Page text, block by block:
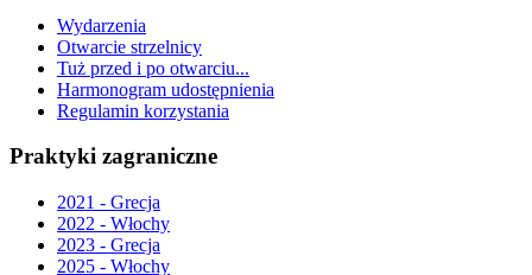
Wydarzenia
Otwarcie strzelnicy
Tuż przed i po otwarciu...
Harmonogram udostępnienia
Regulamin korzystania
Praktyki zagraniczne
2021 - Grecja
2022 - Włochy
2023 - Grecja
2025 - Włochy